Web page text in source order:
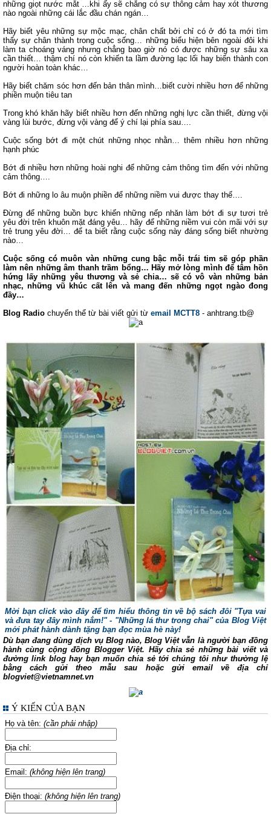
những giọt nước mắt …khi ấy sẽ chẳng có sự thông cảm hay xót thương
nào ngoài những cái lắc đầu chán ngán…
Hãy biết yêu những sự mộc mạc, chân chất bởi chỉ có ở đó ta mới tìm
thấy sự chân thành trong cuộc sống… những biểu hiện bên ngoài đôi khi
làm ta choáng váng nhưng chẳng bao giờ nó có được những sự sâu xa
cần thiết… thậm chí nó còn khiến ta lầm đường lạc lối hay biến thành con
người hoàn toàn khác…
Hãy biết chăm sóc hơn đến bản thân mình…biết cười nhiều hơn để những
phiền muộn tiêu tan
Trong khó khăn hãy biết nhiều hơn đến những nghị lực cần thiết, đừng vội
vàng lùi bước, đừng vội vàng để ý chí lại phía sau….
Cuộc sống bớt đi một chút những nhọc nhằn… thêm nhiều hơn những
hạnh phúc
Bớt đi nhiều hơn những hoài nghi để những cảm thông tìm đến với những
cảm thông….
Bớt đi những lo âu muộn phiền để những niềm vui được thay thế….
Đừng để những buồn bực khiến những nếp nhăn làm bớt đi sự tươi trẻ
yêu đời trên khuôn mặt đáng yêu… hãy để những niềm vui còn mãi với sự
trẻ trung yêu đời… để ta biết rằng cuộc sống này đáng sống biết nhường
nào…
Cuộc sống có muôn vàn những cung bậc mỗi trái tim sẽ góp phần
làm nên những âm thanh trầm bổng… Hãy mở lòng mình để tâm hồn
hứng lấy những yêu thương và sẻ chia… sẽ có vô vàn những bản
nhạc, những vũ khúc cất lên và mang đến những ngọt ngào đong
đầy…
Blog Radio chuyển thể từ bài viết gửi từ email MCTT8 - anhtrang.tb@
Mời bạn click vào đây để tìm hiểu thông tin về bộ sách đôi "Tựa vai
và đưa tay đây mình nắm!" - "Những lá thư trong chai" của Blog Việt
mới phát hành dành tặng bạn đọc mùa hè này!
Dù bạn đang dùng dịch vụ Blog nào, Blog Việt vẫn là người bạn đồng
hành cùng cộng đồng Blogger Việt. Hãy chia sẻ những bài viết và
đường link blog hay bạn muốn chia sẻ tới chúng tôi như thường lệ
bằng cách gửi theo mẫu sau hoặc gửi email về địa chỉ
blogviet@vietnamnet.vn
Ý KIẾN CỦA BẠN
Họ và tên: (cần phải nhập)
Địa chỉ:
Email: (không hiện lên trang)
Điện thoại: (không hiện lên trang)